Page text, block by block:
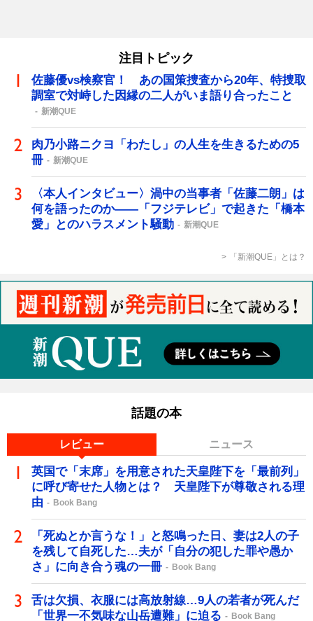
注目トピック
佐藤優vs検察官！ あの国策捜査から20年、特捜取
調室で対峙した因縁の二人がいま語り合ったこと
新潮QUE
肉乃小路ニクヨ「わたし」の人生を生きるための5
冊
新潮QUE
〈本人インタビュー〉渦中の当事者「佐藤二朗」は
何を語ったのか――「フジテレビ」で起きた「橋本
愛」とのハラスメント騒動
新潮QUE
「新潮QUE」とは？
話題の本
レビュー ニュース
英国で「末席」を用意された天皇陛下を「最前列」
に呼び寄せた人物とは？ 天皇陛下が尊敬される理
由
Book Bang
「死ぬとか言うな！」と怒鳴った日、妻は2人の子
を残して自死した…夫が「自分の犯した罪や愚か
さ」に向き合う魂の一冊
Book Bang
舌は欠損、衣服には高放射線…9人の若者が死んだ
「世界一不気味な山岳遭難」に迫る
Book Bang